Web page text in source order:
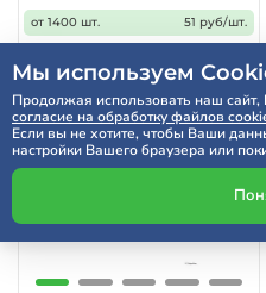
от 1400 шт. 51 руб/шт.
Мы используем
Продолжая использовать наш сайт,
согласие на обработку файлов
Если вы не хотите, чтобы Ваши
настройки Вашего браузера или